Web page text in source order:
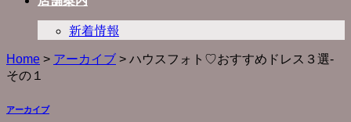
新着情報
Home > アーカイブ > ハウスフォト♡おすすめドレス３選-
その１
アーカイブ